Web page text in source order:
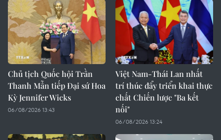
Chủ tịch Quốc hội Trần
Thanh Mẫn tiếp Đại sứ Hoa
Kỳ Jennifer Wicks
06/08/2026 13:43
Việt Nam-Thái Lan nhất
trí thúc đẩy triển khai thực
chất Chiến lược "Ba kết
nối"
06/08/2026 13:24